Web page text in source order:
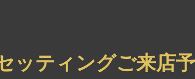
ッティングご来店